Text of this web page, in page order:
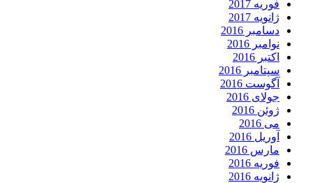
فوریه 2017
ژانویه 2017
دسامبر 2016
نوامبر 2016
اکتبر 2016
سپتامبر 2016
آگوست 2016
جولای 2016
ژوئن 2016
می 2016
آوریل 2016
مارس 2016
فوریه 2016
ژانویه 2016